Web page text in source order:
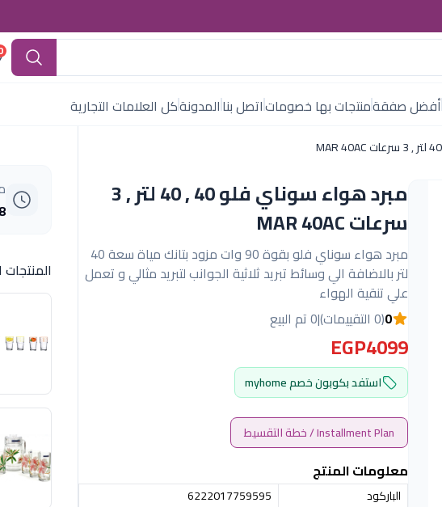
أفضل صفقةمنتجات بها خصوماتاتصل بناالمدونةكل العلامات التجارية
مبرد هواء سوناي فلو 40 , 40 لتر , 3
سرعات MAR 40AC
مبرد هواء سوناي فلو بقوة 90 وات مزود بتانك مياة سعة 40
لتر بالاضافة الي وسائط تبريد ثلاثية الجوانب لتبريد مثالي و تعمل
علي تنقية الهواء
0(0 التقييمات) |0 تم البيع
EGP4099
استفد بكوبون خصم myhome
Installment Plan / خطة التقسيط
معلومات المنتج
الباركود
6222017759595